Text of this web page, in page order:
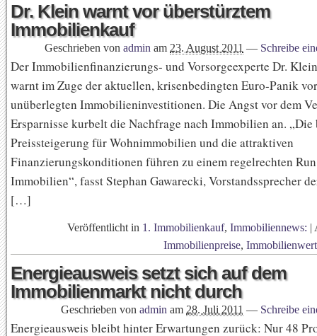
Dr. Klein warnt vor überstürztem
Immobilienkauf
Geschrieben von admin am 23. August 2011 — Schreibe
Der Immobilienfinanzierungs- und Vorsorgeexperte Dr.
warnt im Zuge der aktuellen, krisenbedingten Euro-Panik vor
unüberlegten Immobilieninvestitionen. Die Angst vor dem
Ersparnisse kurbelt die Nachfrage nach Immobilien an. „Die
Preissteigerung für Wohnimmobilien und die attraktiven
Finanzierungskonditionen führen zu einem regelrechten
Immobilien“, fasst Stephan Gawarecki, Vorstandssprecher
[…]
Veröffentlicht in 1. Immobilienkauf, Immobiliennews: |
Immobilienpreise, Immobilienwert
Energieausweis setzt sich auf dem
Immobilienmarkt nicht durch
Geschrieben von admin am 28. Juli 2011 — Schreibe
Energieausweis bleibt hinter Erwartungen zurück: Nur 48